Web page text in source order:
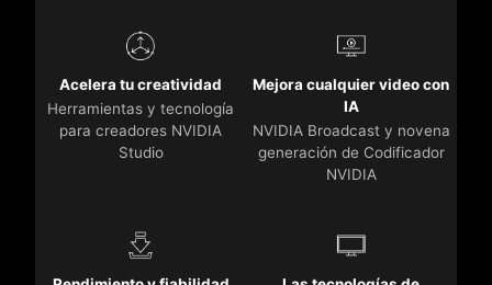
Acelera tu creatividad
Herramientas y tecnología
para creadores NVIDIA
Studio
Mejora cualquier video con
IA
NVIDIA Broadcast y novena
generación de Codificador
NVIDIA